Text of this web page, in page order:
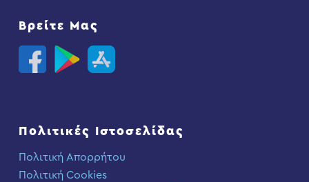
Βρείτε Μας
Πολιτικές Ιστοσελίδας
Πολιτική Απορρήτου
Πολιτική Cookies